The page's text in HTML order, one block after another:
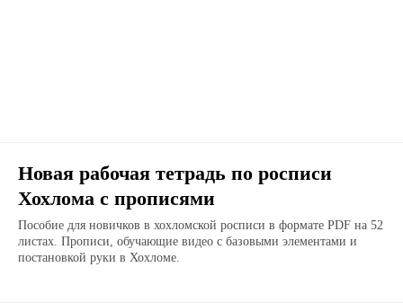
Новая рабочая тетрадь по росписи
Хохлома с прописями
Пособие для новичков в хохломской росписи в формате PDF на 52
листах. Прописи, обучающие видео с базовыми элементами и
постановкой руки в Хохломе.